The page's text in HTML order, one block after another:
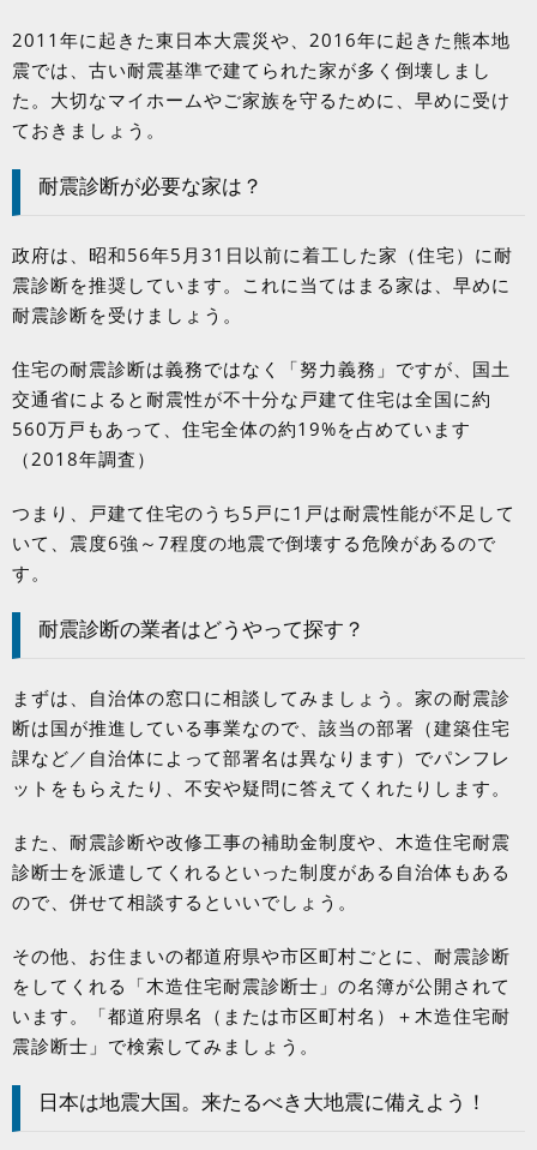
2011年に起きた東日本大震災や、 2016年に起きた熊本地
震では、古い耐震基準で建てられた家が多く倒壊しまし
た。大切なマイホームやご家族を守るために、早めに受け
ておきましょう。
耐震診断が必要な家は？
政府は、昭和56年5 月 31 日以前に着工した家（住宅）に耐
震診断を推奨しています。これに当てはまる家は、早めに
耐震診断を受けましょう。
住宅の耐震診断は義務ではなく「努力義務」ですが、国土
交通省によると耐震性が不十分な戸建て住宅は全国に約
560万戸もあって、住宅全体の約19%を占めています
（ 2018年調査）
つまり、戸建て住宅のうち 5 戸に 1 戸は耐震性能が不足して
いて、震度6強～ 7程度の地震で倒壊する危険があるので
す。
耐震診断の業者はどうやって探す？
まずは、自治体の窓口に相談してみましょう。家の耐震診
断は国が推進している事業なので、該当の部署（建築住宅
課など／自治体によって部署名は異なります）でパンフレ
ットをもらえたり、不安や疑問に答えてくれたりします。
また、耐震診断や改修工事の補助金制度や、木造住宅耐震
診断士を派遣してくれるといった制度がある自治体もある
ので、併せて相談するといいでしょう。
その他、お住まいの都道府県や市区町村ごとに、耐震診断
をしてくれる「木造住宅耐震診断士」の名簿が公開されて
います。「都道府県名（または市区町村名）＋木造住宅耐
震診断士」で検索してみましょう。
日本は地震大国。来たるべき大地震に備えよう！